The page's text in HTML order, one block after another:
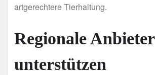
artgerechtere Tierhaltung.
Regionale Anbieter
unterstützen